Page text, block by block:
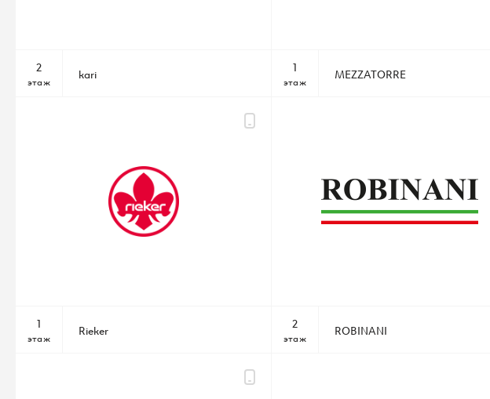
2
этаж kari 1
этаж MEZZATORRE
1
этаж Rieker 2
этаж ROBINANI